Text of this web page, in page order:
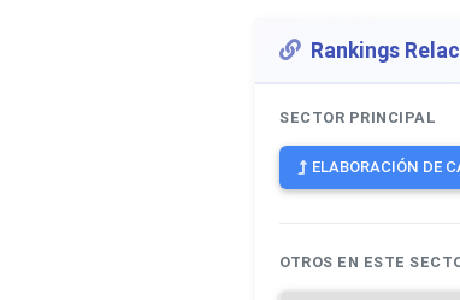
Rankings
SECTOR PRINCIPAL
ELABORACIÓN DE
OTROS EN ESTE